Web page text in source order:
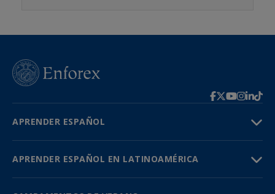
APRENDER ESPAÑOL
APRENDER ESPAÑOL EN LATINOAMÉRICA